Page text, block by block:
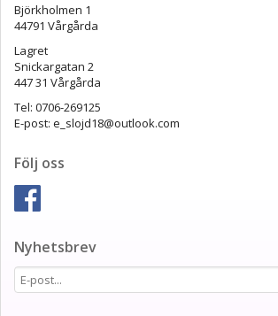
Björkholmen 1
44791 Vårgårda
Lagret
Snickargatan 2
447 31 Vårgårda
Tel: 0706-269125
E-post: e_slojd18@outlook.com
Följ oss
Nyhetsbrev